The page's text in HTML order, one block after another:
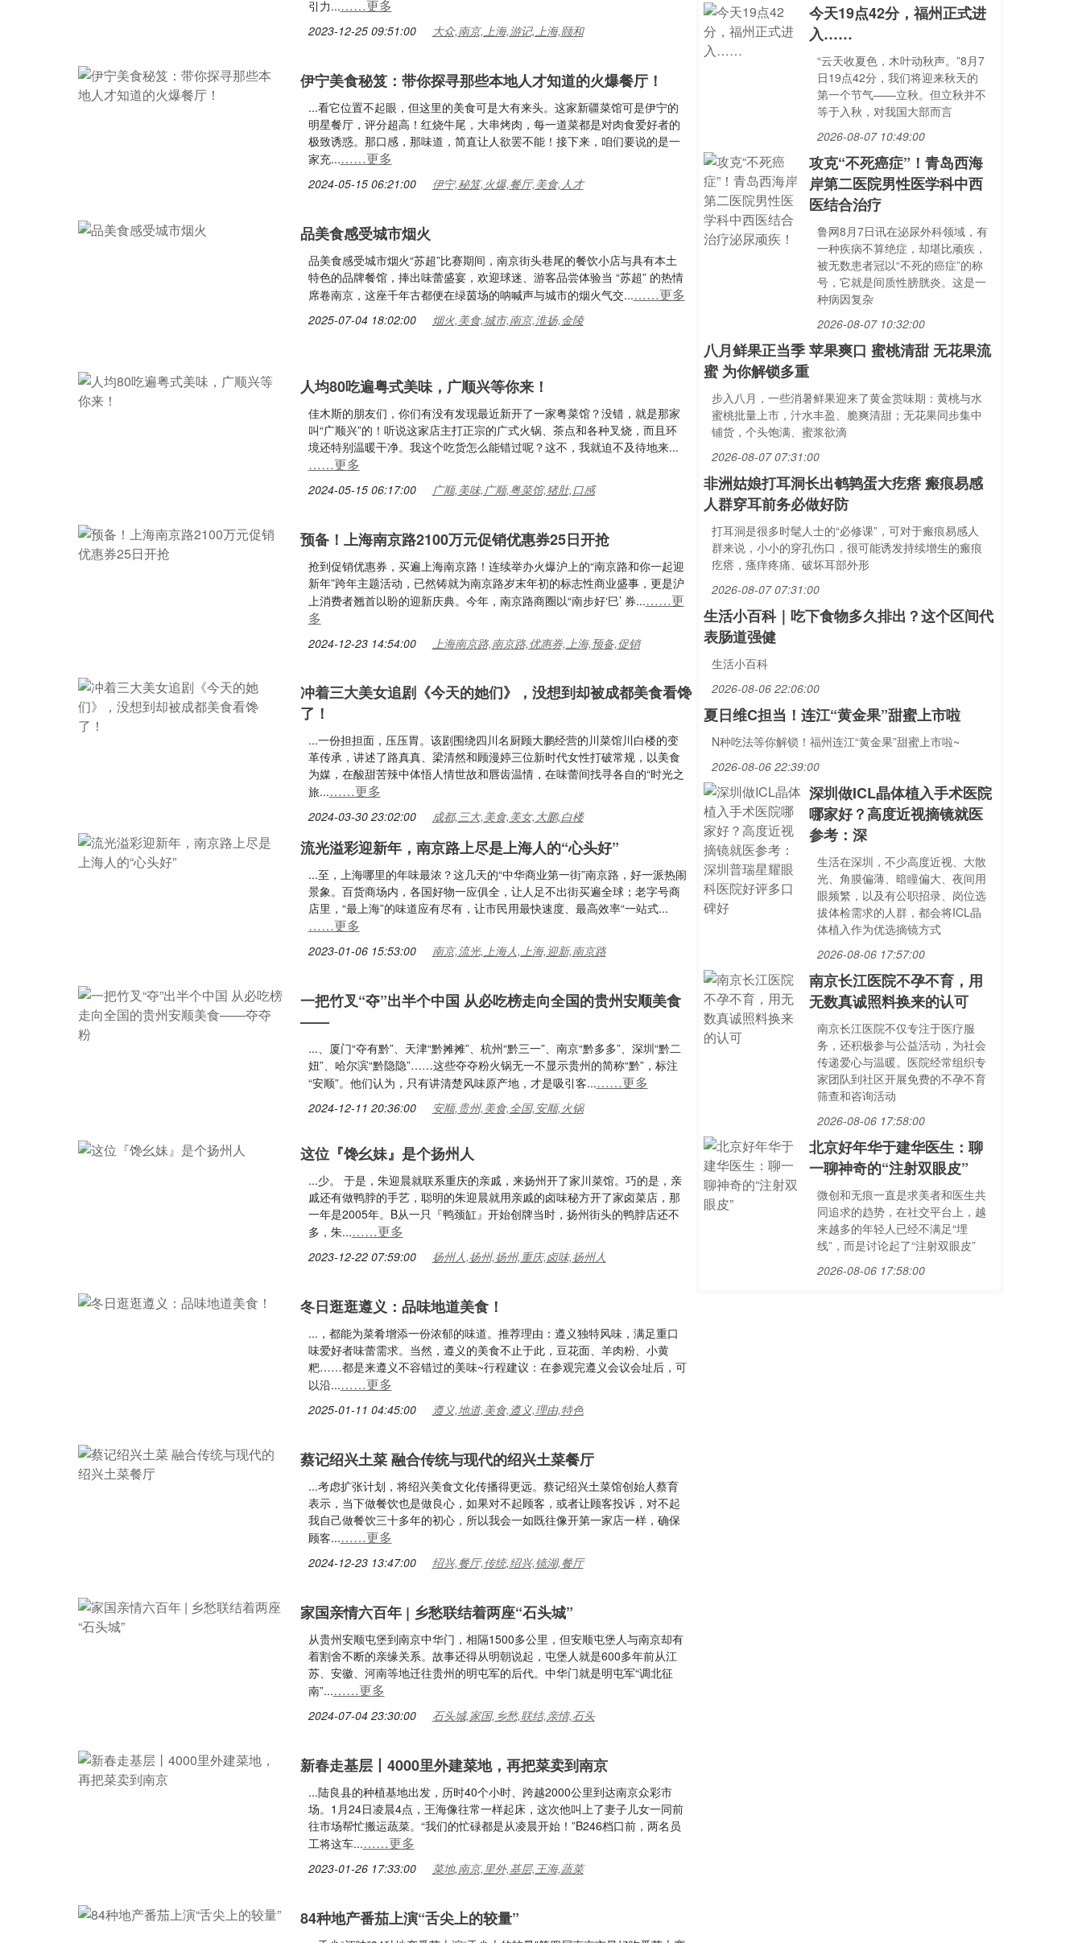
引力...……更多
2023-12-25 09:51:00 大众,南京,上海,游记,上海,颐和
伊宁美食秘笈：带你探寻那些本地人才知道的火爆餐厅！
...看它位置不起眼，但这里的美食可是大有来头。这家新疆菜馆可是伊宁的
明星餐厅，评分超高！红烧牛尾，大串烤肉，每一道菜都是对肉食爱好者的
极致诱惑。那口感，那味道，简直让人欲罢不能！接下来，咱们要说的是一
家充...……更多
2024-05-15 06:21:00 伊宁,秘笈,火爆,餐厅,美食,人才
品美食感受城市烟火
品美食感受城市烟火“苏超”比赛期间，南京街头巷尾的餐饮小店与具有本土
特色的品牌餐馆，捧出味蕾盛宴，欢迎球迷、游客品尝体验当 “苏超” 的热情
席卷南京，这座千年古都便在绿茵场的呐喊声与城市的烟火气交...……更多
2025-07-04 18:02:00 烟火,美食,城市,南京,淮扬,金陵
人均80吃遍粤式美味，广顺兴等你来！
佳木斯的朋友们，你们有没有发现最近新开了一家粤菜馆？没错，就是那家
叫“广顺兴”的！听说这家店主打正宗的广式火锅、茶点和各种叉烧，而且环
境还特别温暖干净。我这个吃货怎么能错过呢？这不，我就迫不及待地来...
……更多
2024-05-15 06:17:00 广顺,美味,广顺,粤菜馆,猪肚,口感
预备！上海南京路2100万元促销优惠券25日开抢
抢到促销优惠券，买遍上海南京路！连续举办火爆沪上的“南京路和你一起迎
新年”跨年主题活动，已然铸就为南京路岁末年初的标志性商业盛事，更是沪
上消费者翘首以盼的迎新庆典。今年，南京路商圈以“南步好‘巳’ 券...……更
多
2024-12-23 14:54:00 上海南京路,南京路,优惠券,上海,预备,促销
冲着三大美女追剧《今天的她们》，没想到却被成都美食看馋
了！
...一份担担面，压压胃。该剧围绕四川名厨顾大鹏经营的川菜馆川白楼的变
革传承，讲述了路真真、梁清然和顾漫婷三位新时代女性打破常规，以美食
为媒，在酸甜苦辣中体悟人情世故和唇齿温情，在味蕾间找寻各自的“时光之
旅...……更多
2024-03-30 23:02:00 成都,三大,美食,美女,大鹏,白楼
流光溢彩迎新年，南京路上尽是上海人的“心头好”
...至，上海哪里的年味最浓？这几天的“中华商业第一街”南京路，好一派热闹
景象。百货商场内，各国好物一应俱全，让人足不出街买遍全球；老字号商
店里，“最上海”的味道应有尽有，让市民用最快速度、最高效率“一站式...
……更多
2023-01-06 15:53:00 南京,流光,上海人,上海,迎新,南京路
一把竹叉“夺”出半个中国 从必吃榜走向全国的贵州安顺美食
——
...、厦门“夺有黔”、天津“黔摊摊”、杭州“黔三一”、南京“黔多多”、深圳“黔二
妞”、哈尔滨“黔隐隐”……这些夺夺粉火锅无一不显示贵州的简称“黔”，标注
“安顺”。他们认为，只有讲清楚风味原产地，才是吸引客...……更多
2024-12-11 20:36:00 安顺,贵州,美食,全国,安顺,火锅
这位『馋幺妹』是个扬州人
...少。 于是，朱迎晨就联系重庆的亲戚，来扬州开了家川菜馆。巧的是，亲
戚还有做鸭脖的手艺，聪明的朱迎晨就用亲戚的卤味秘方开了家卤菜店，那
一年是2005年。B从一只『鸭颈缸』开始创牌当时，扬州街头的鸭脖店还不
多，朱...……更多
2023-12-22 07:59:00 扬州人,扬州,扬州,重庆,卤味,扬州人
冬日逛逛遵义：品味地道美食！
...，都能为菜肴增添一份浓郁的味道。推荐理由：遵义独特风味，满足重口
味爱好者味蕾需求。当然，遵义的美食不止于此，豆花面、羊肉粉、小黄
粑……都是来遵义不容错过的美味~行程建议：在参观完遵义会议会址后，可
以沿...……更多
2025-01-11 04:45:00 遵义,地道,美食,遵义,理由,特色
蔡记绍兴土菜 融合传统与现代的绍兴土菜餐厅
...考虑扩张计划，将绍兴美食文化传播得更远。蔡记绍兴土菜馆创始人蔡育
表示，当下做餐饮也是做良心，如果对不起顾客，或者让顾客投诉，对不起
我自己做餐饮三十多年的初心，所以我会一如既往像开第一家店一样，确保
顾客...……更多
2024-12-23 13:47:00 绍兴,餐厅,传统,绍兴,镜湖,餐厅
家国亲情六百年 | 乡愁联结着两座“石头城”
从贵州安顺屯堡到南京中华门，相隔1500多公里，但安顺屯堡人与南京却有
着割舍不断的亲缘关系。故事还得从明朝说起，屯堡人就是600多年前从江
苏、安徽、河南等地迁往贵州的明屯军的后代。中华门就是明屯军“调北征
南”...……更多
2024-07-04 23:30:00 石头城,家国,乡愁,联结,亲情,石头
新春走基层丨4000里外建菜地，再把菜卖到南京
...陆良县的种植基地出发，历时40个小时、跨越2000公里到达南京众彩市
场。1月24日凌晨4点，王海像往常一样起床，这次他叫上了妻子儿女一同前
往市场帮忙搬运蔬菜。“我们的忙碌都是从凌晨开始！”B246档口前，两名员
工将这车...……更多
2023-01-26 17:33:00 菜地,南京,里外,基层,王海,蔬菜
84种地产番茄上演“舌尖上的较量”
今天19点42分，福州正式进
入……
“云天收夏色，木叶动秋声。”8月7
日19点42分，我们将迎来秋天的
第一个节气——立秋。但立秋并不
等于入秋，对我国大部而言
2026-08-07 10:49:00
攻克“不死癌症”！青岛西海
岸第二医院男性医学科中西
医结合治疗
鲁网8月7日讯在泌尿外科领域，有
一种疾病不算绝症，却堪比顽疾，
被无数患者冠以“不死的癌症”的称
号，它就是间质性膀胱炎。这是一
种病因复杂
2026-08-07 10:32:00
八月鲜果正当季 苹果爽口 蜜桃清甜 无花果流
蜜 为你解锁多重
步入八月，一些消暑鲜果迎来了黄金赏味期：黄桃与水
蜜桃批量上市，汁水丰盈、脆爽清甜；无花果同步集中
铺货，个头饱满、蜜浆欲滴
2026-08-07 07:31:00
非洲姑娘打耳洞长出鹌鹑蛋大疙瘩 瘢痕易感
人群穿耳前务必做好防
打耳洞是很多时髦人士的“必修课”，可对于瘢痕易感人
群来说，小小的穿孔伤口，很可能诱发持续增生的瘢痕
疙瘩，瘙痒疼痛、破坏耳部外形
2026-08-07 07:31:00
生活小百科｜吃下食物多久排出？这个区间代
表肠道强健
生活小百科
2026-08-06 22:06:00
夏日维C担当！连江“黄金果”甜蜜上市啦
N种吃法等你解锁！福州连江“黄金果”甜蜜上市啦~
2026-08-06 22:39:00
深圳做ICL晶体植入手术医院
哪家好？高度近视摘镜就医
参考：深
生活在深圳，不少高度近视、大散
光、角膜偏薄、暗瞳偏大、夜间用
眼频繁，以及有公职招录、岗位选
拔体检需求的人群，都会将ICL晶
体植入作为优选摘镜方式
2026-08-06 17:57:00
南京长江医院不孕不育，用
无数真诚照料换来的认可
南京长江医院不仅专注于医疗服
务，还积极参与公益活动，为社会
传递爱心与温暖。医院经常组织专
家团队到社区开展免费的不孕不育
筛查和咨询活动
2026-08-06 17:58:00
北京好年华于建华医生：聊
一聊神奇的“注射双眼皮”
微创和无痕一直是求美者和医生共
同追求的趋势，在社交平台上，越
来越多的年轻人已经不满足“埋
线”，而是讨论起了“注射双眼皮”
2026-08-06 17:58:00